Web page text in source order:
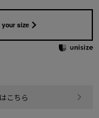
your size
こちら